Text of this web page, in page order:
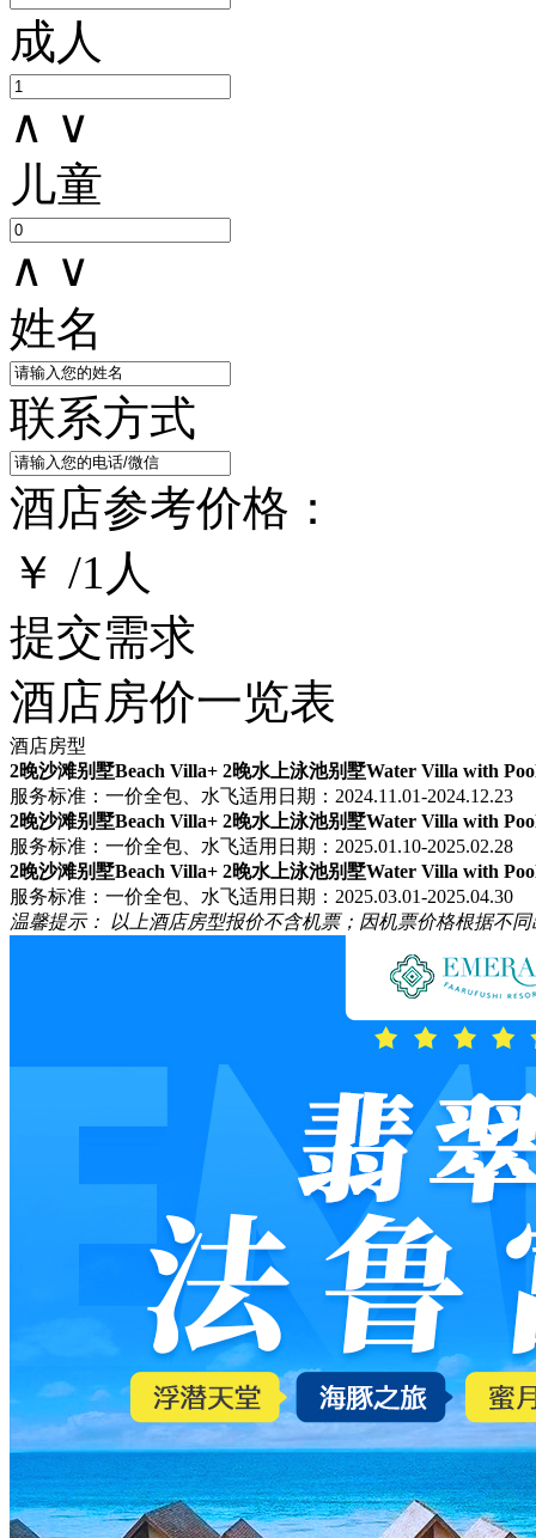
成人
∧ ∨
儿童
∧ ∨
姓名
联系方式
酒店参考价格：
￥ /1 人
提交需求
酒店房价一览表
酒店房型
2晚沙滩别墅Beach Villa+ 2晚水上泳池别墅Water Villa with
服务标准：一价全包、水飞适用日期：2024.11.01-2024.12.23
2晚沙滩别墅Beach Villa+ 2晚水上泳池别墅Water Villa with
服务标准：一价全包、水飞适用日期：2025.01.10-2025.02.28
2晚沙滩别墅Beach Villa+ 2晚水上泳池别墅Water Villa with
服务标准：一价全包、水飞适用日期：2025.03.01-2025.04.30
温馨提示：
以上酒店房型报价不含机票；因机票价格根据不